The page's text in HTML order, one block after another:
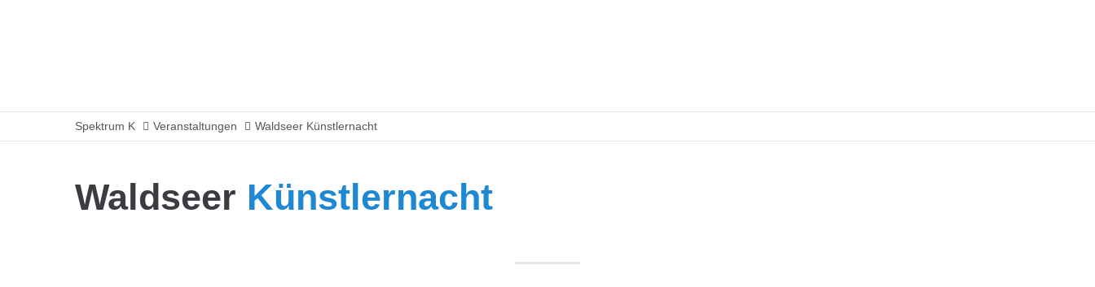
Spektrum K Veranstaltungen Waldseer Künstlernacht
Waldseer Künstlernacht